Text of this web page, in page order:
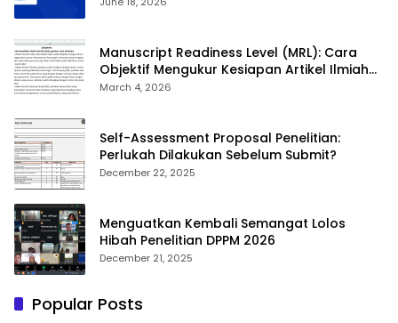
Manuscript Readiness Level (MRL): Cara
Objektif Mengukur Kesiapan Artikel Ilmiah
Anda
March 4, 2026
Self-Assessment Proposal Penelitian:
Perlukah Dilakukan Sebelum Submit?
December 22, 2025
Menguatkan Kembali Semangat Lolos
Hibah Penelitian DPPM 2026
December 21, 2025
Popular Posts